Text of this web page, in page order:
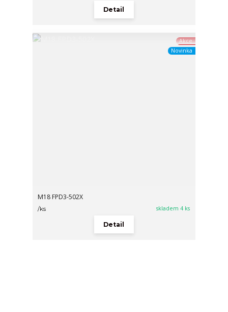
Detail
Akce
Novinka
M18 FPD3-502X
/ks skladem 4 ks
Detail